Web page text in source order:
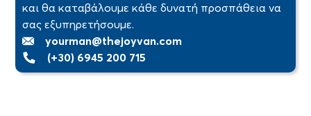
και θα καταβάλουμε κάθε δυνατή προσπάθεια να
σας εξυπηρετήσουμε.
yourman@thejoyvan.com
(+30) 6945 200 715